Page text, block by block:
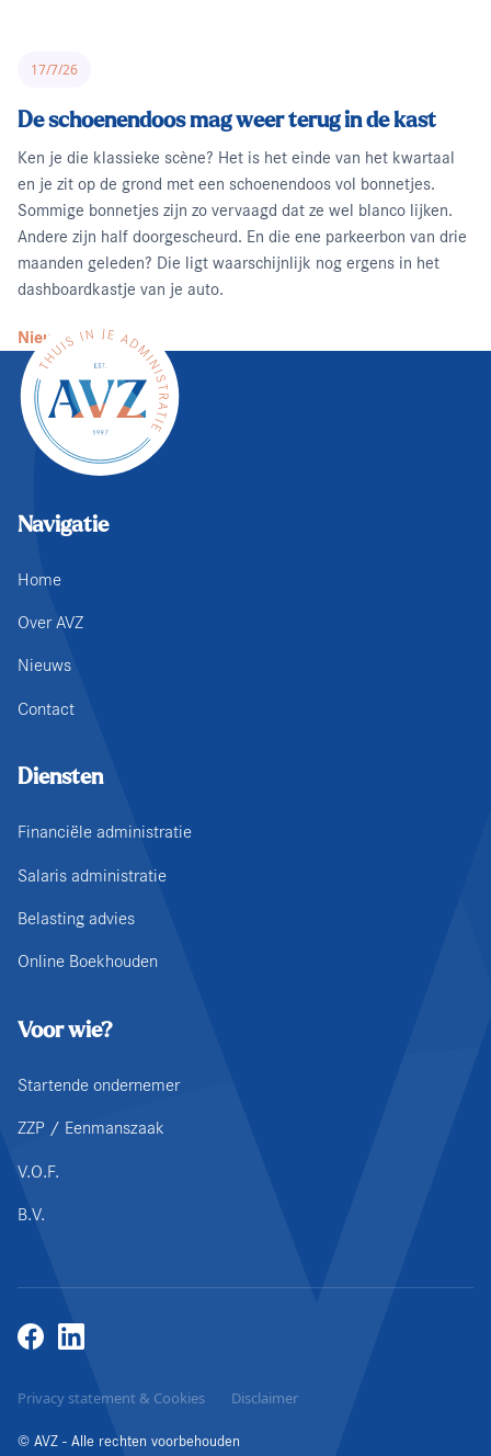
17/7/26
De schoenendoos mag weer terug in de kast
Ken je die klassieke scène? Het is het einde van het kwartaal
en je zit op de grond met een schoenendoos vol bonnetjes.
Sommige bonnetjes zijn zo vervaagd dat ze wel blanco lijken.
Andere zijn half doorgescheurd. En die ene parkeerbon van drie
maanden geleden? Die ligt waarschijnlijk nog ergens in het
dashboardkastje van je auto.
Nieuws lezen
Navigatie
Home
Over AVZ
Nieuws
Contact
Diensten
Financiële administratie
Salaris administratie
Belasting advies
Online Boekhouden
Voor wie?
Startende ondernemer
ZZP / Eenmanszaak
V.O.F.
B.V.
© AVZ - Alle rechten voorbehouden
Privacy statement & Cookies Disclaimer